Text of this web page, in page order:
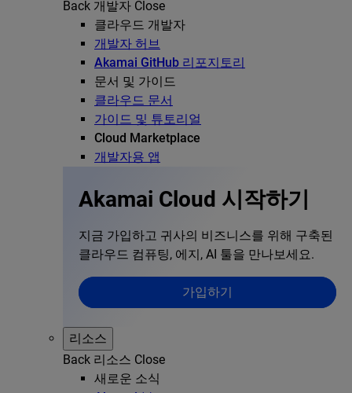
Back 개발자 Close
클라우드 개발자
개발자 허브
Akamai GitHub 리포지토리
문서 및 가이드
클라우드 문서
가이드 및 튜토리얼
Cloud Marketplace
개발자용 앱
Akamai Cloud 시작하기
지금 가입하고 귀사의 비즈니스를 위해 구축된
클라우드 컴퓨팅, 에지, AI 툴을 만나보세요.
가입하기
리소스
Back 리소스 Close
새로운 소식